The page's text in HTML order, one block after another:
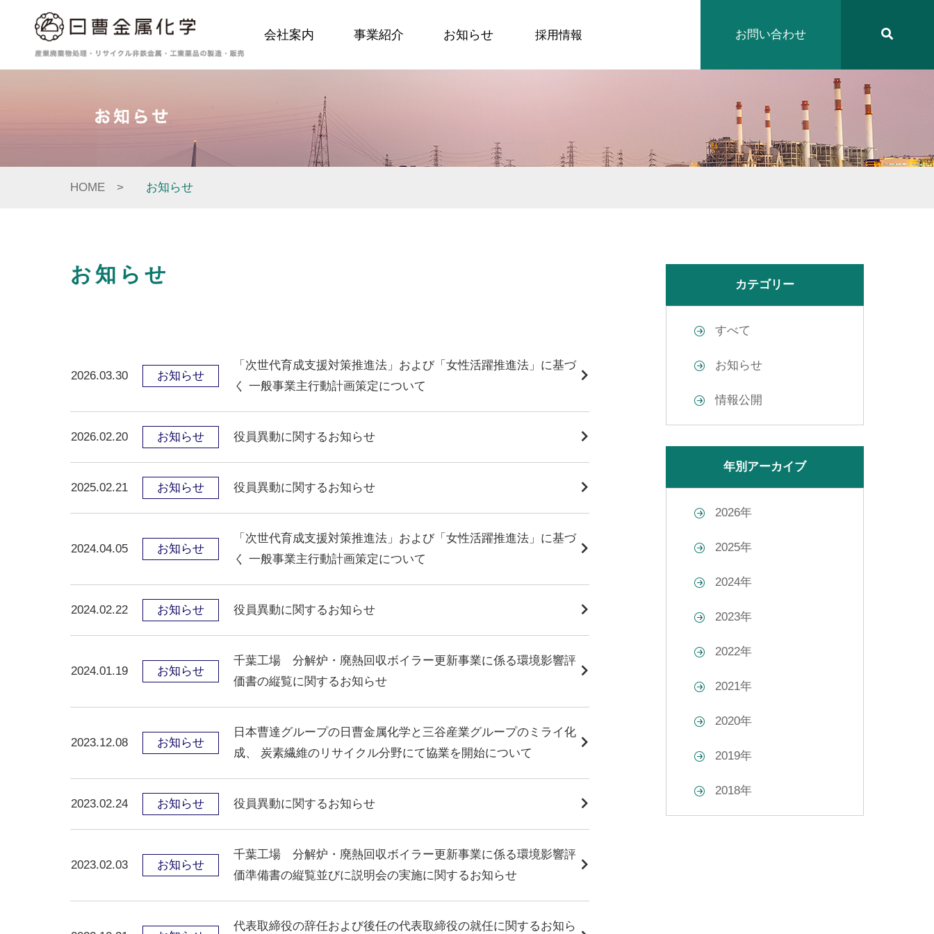
会社案内 事業紹介 お知らせ 採用情報 お問い合わせ
HOME お知らせ
お知らせ
2026.03.30 お知らせ
「次世代育成支援対策推進法」および「女性活躍推進法」に基づ
く 一般事業主行動計画策定について
2026.02.20 お知らせ 役員異動に関するお知らせ
2025.02.21 お知らせ 役員異動に関するお知らせ
2024.04.05 お知らせ
「次世代育成支援対策推進法」および「女性活躍推進法」に基づ
く 一般事業主行動計画策定について
2024.02.22 お知らせ 役員異動に関するお知らせ
2024.01.19 お知らせ
千葉工場 分解炉・廃熱回収ボイラー更新事業に係る環境影響評
価書の縦覧に関するお知らせ
2023.12.08 お知らせ
日本曹達グループの日曹金属化学と三谷産業グループのミライ化
成、 炭素繊維のリサイクル分野にて協業を開始について
2023.02.24 お知らせ 役員異動に関するお知らせ
2023.02.03 お知らせ
千葉工場 分解炉・廃熱回収ボイラー更新事業に係る環境影響評
価準備書の縦覧並びに説明会の実施に関するお知らせ
代表取締役の辞任および後任の代表取締役の就任に関するお知ら
カテゴリー
すべて
お知らせ
情報公開
年別アーカイブ
2026年
2025年
2024年
2023年
2022年
2021年
2020年
2019年
2018年